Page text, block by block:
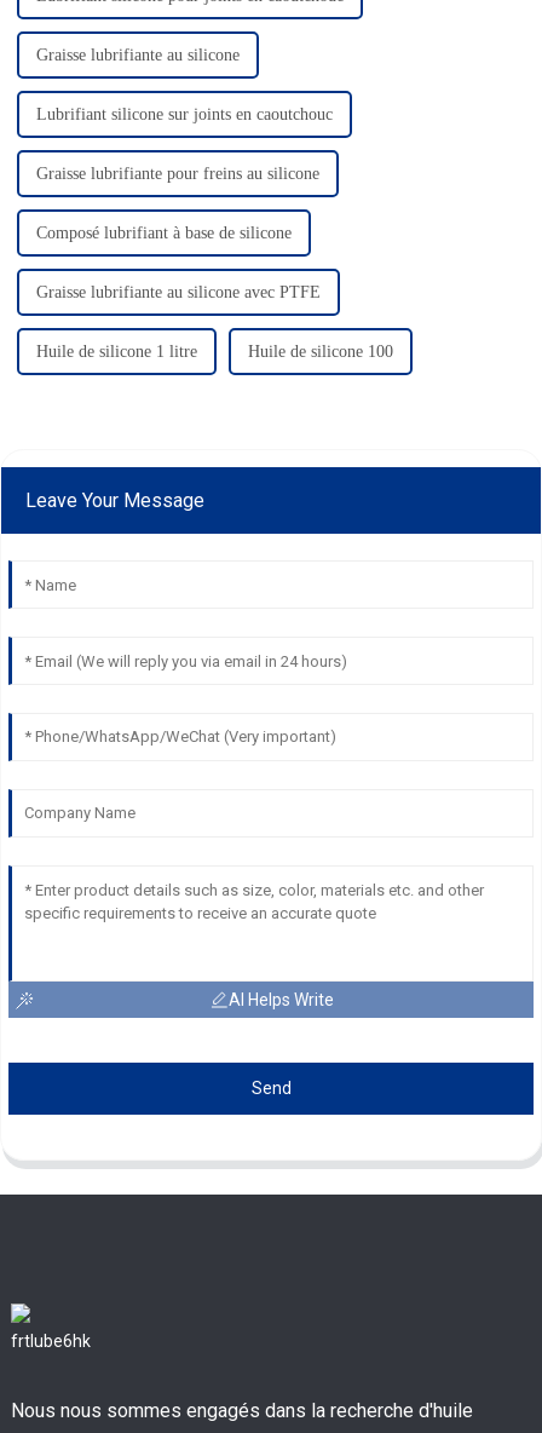
Graisse lubrifiante au silicone
Lubrifiant silicone sur joints en caoutchouc
Graisse lubrifiante pour freins au silicone
Composé lubrifiant à base de silicone
Graisse lubrifiante au silicone avec PTFE
Huile de silicone 1 litre Huile de silicone 100
Leave Your Message
AI Helps Write
Send
Nous nous sommes engagés dans la recherche d'huile